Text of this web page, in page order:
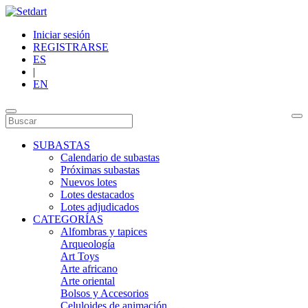
Iniciar sesión
REGISTRARSE
ES
|
EN
SUBASTAS
Calendario de subastas
Próximas subastas
Nuevos lotes
Lotes destacados
Lotes adjudicados
CATEGORÍAS
Alfombras y tapices
Arqueología
Art Toys
Arte africano
Arte oriental
Bolsos y Accesorios
Celuloides de animación